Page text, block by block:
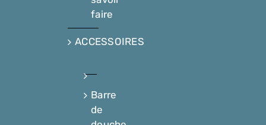
faire
ACCESSOIRES
Barre
de